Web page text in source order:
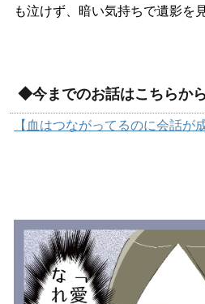
も泣けず、暗い気持ちで遺影を
◆今までのお話はこちらから
【血はつながってるのに会話が